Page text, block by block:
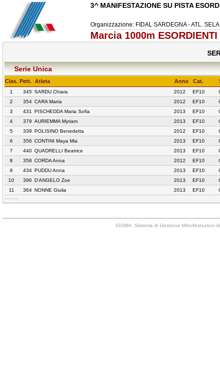
3^ MANIFESTAZIONE SU PISTA
Organizzazione: FIDAL SARDEGNA - ATL.
Marcia 1000m
Serie Unica
Clas. Pett. Atleta Anno Cat.
1 345 SARDU Chiara 2012 EF10
2
354 CARA Marta 2012 EF10
3
431 PISCHEDDA Maria Sofia 2013 EF10
4
379 AURIEMMA Myriam 2013 EF10
5
339 POLISINO Benedetta 2012 EF10
6
356 CONTINI Maya Mia 2013 EF10
7
440 QUADRELLI Beatrice 2013 EF10
8
358 CORDA Anna 2012 EF10
9
434 PUDDU Anna 2013 EF10
10
396 D'ANGELO Zoe 2013 EF10
11
364 NONNE Giulia 2013 EF10
SIGMA: Sistema di Gestione MAnifestazioni